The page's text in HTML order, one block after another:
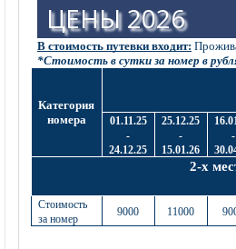
ЦЕНЫ 2026
В стоимость путевки входит:
*Стоимость в сутки за номер в
Категория
номера
01.11.25
-
24.12.25
25.12.25
-
15.01.26
-
2-х
Стоимость
за номер
9000 11000